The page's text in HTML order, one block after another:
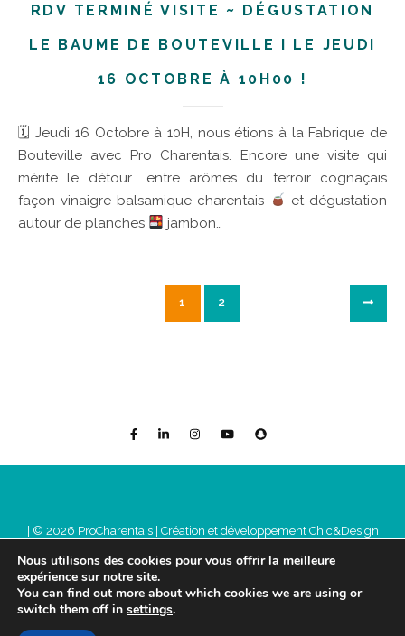
RDV TERMINÉ VISITE ~ DÉGUSTATION
LE BAUME DE BOUTEVILLE I LE JEUDI
16 OCTOBRE À 10H00 !
🗓 Jeudi 16 Octobre à 10H, nous étions à la Fabrique de
Bouteville avec Pro Charentais. Encore une visite qui
mérite le détour ..entre arômes du terroir cognaçais
façon vinaigre balsamique charentais
et dégustation
autour de planches
jambon…
1 2
| © 2026 ProCharentais | Création et développement Chic&Design
Mentions légales
Nous utilisons des cookies pour vous offrir la meilleure
expérience sur notre site.
You can find out more about which cookies we are using or
switch them off in settings.